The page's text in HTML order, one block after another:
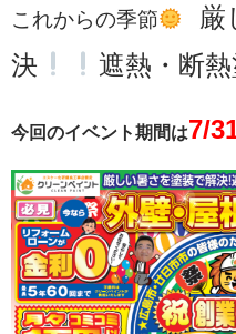
これからの季節
厳
決
遮熱・断
今回のイベント期間は7/